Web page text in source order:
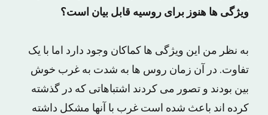
ویژگی ها هنوز برای روسیه قابل بیان است؟
به نظر من این ویژگی ها کماکان وجود دارد اما با یک
تفاوت. در آن زمان روس ها به شدت به غرب خوش
بین بودند و تصور می کردند اشتباهاتی که در گذشته
کرده اند باعث شده است غرب با آنها مشکل داشته